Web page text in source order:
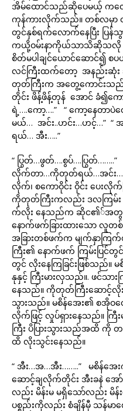
အိမ်ထောင်သည်ဆိုပေမယ့် ကလေး
ကုန်ကားလိုက်သည်။ တစ်လမှာ
တွင်နှစ်ရက်လောက်နေပြီး ပြ
ကယို့ဝမ်းနာကိုယ်သာသိဆိုသလို င
စိတ်မပါချင်ယောင်ဆောင်၍ စ
လင်ကြီးထက်တော့ အနည်းဆုံး
တုတ်ကြီးက အတွေ့ကောင်းသည်။
တိုင်း ဖိန့်ဖိန့်တုန် အောင် ခံ၍က
ရဲ့….ကော့….” “ ကော့နေတာ
မယ်… အင်း..ဟင်း…ဟင့်…” “ အ
ရယ်… အီး…..”
“ ပြွတ်…ဖွတ်….စွပ်….ပြွတ်
လိုက်တာ…ကိုတုတ်ရယ်…အင်း…ဟ
လိုက်၊ စကောဝိုင်း ဝိုင်း ပေး
ကိုတုတ်ကြီးကလည်း ဒလကြမ်
က်လိုး နေသည်က ဆိုင၏်အတွင်
နောက်ဖက်ခြားထားသော လူ
အခြားတစ်ဖက်က မျက်နှာက
ကြီး၏ နောက်ဖက် ကြမ်းပြင်
တွင် လိုးနေကြခြင်းဖြစ်သည်။
နုနှင့် ကြီးမားလှသည်။. ဖင်သာ
နေသည်။ ကိုတုတ်ကြီးဆောင့်လိုး
သွားသည်။ မစိန်အေး၏ စအိုဝလ
လိုက်ဖြင့် လှုပ်ရှားနေသည်။ ကြီး
ကြီး ပိပြားသွားသည်အထိ
ထိ လိုးသွင်းနေသည်။
“ အီး…အ…အီး……..” မစိန်အေ
ဆောင့်ချလိုက်တိုင်း အီးခနဲ
လည်း မိန်းမ မရှိသော်လည်း မိန်
ပစ္စည်းကိုလည်း စံချိန်မှီ သန်မာ